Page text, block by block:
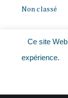
Non classé
Ce site
expérience.